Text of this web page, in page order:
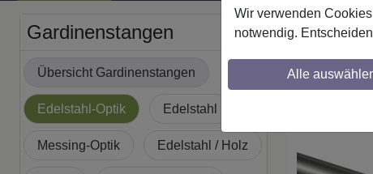
Gardinenstangen
Übersicht Gardinenstangen
Edelstahl-Optik Edelstahl
Messing-Optik Edelstahl / Holz
Maßzuschnitt
Wir verwenden
notwendig.
Alle